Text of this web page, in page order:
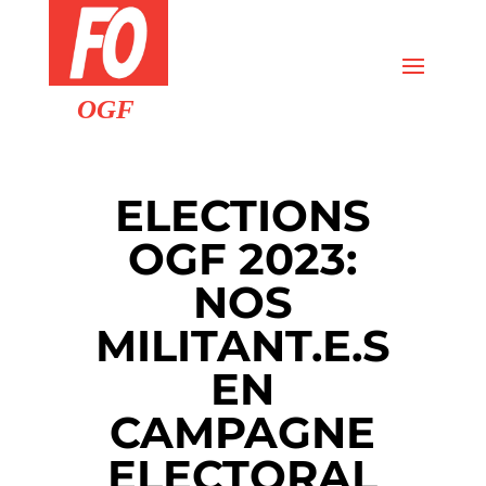
ELECTIONS
OGF 2023:
NOS
MILITANT.E.S
EN
CAMPAGNE